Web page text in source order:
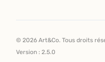
© 2026 Art&Co. Tous droits
Version : 2.5.0